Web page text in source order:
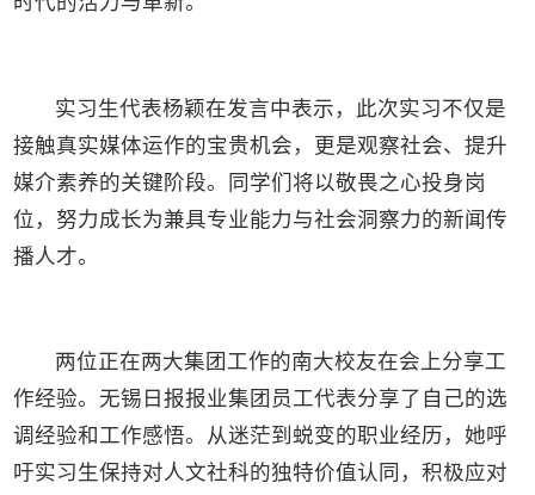
实习生代表杨颖在发言中表示，此次实习不仅是
接触真实媒体运作的宝贵机会，更是观察社会、提升
媒介素养的关键阶段。同学们将以敬畏之心投身岗
位，努力成长为兼具专业能力与社会洞察力的新闻传
播人才。
两位正在两大集团工作的南大校友在会上分享工
作经验。无锡日报报业集团员工代表分享了自己的选
调经验和工作感悟。从迷茫到蜕变的职业经历，她呼
吁实习生保持对人文社科的独特价值认同，积极应对